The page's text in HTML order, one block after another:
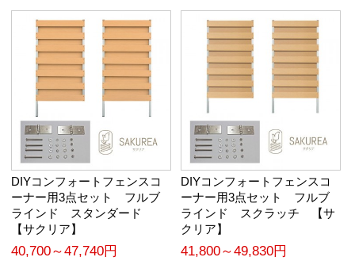
DIYコンフォートフェンスコ
ーナー用3点セット フルブ
ラインド スタンダード
【サクリア】
40,700～47,740円
DIYコンフォートフェンスコ
ーナー用3点セット フルブ
ラインド スクラッチ 【サ
クリア】
41,800～49,830円